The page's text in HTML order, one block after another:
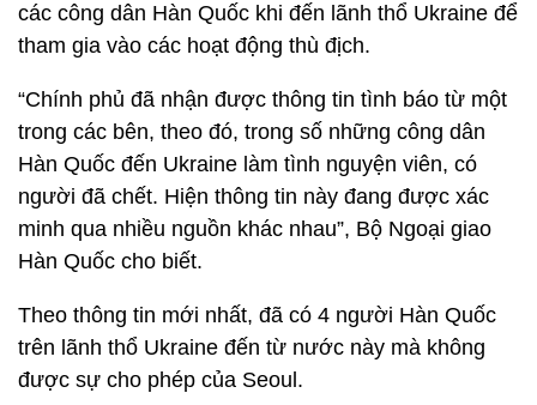
các công dân Hàn Quốc khi đến lãnh thổ Ukraine để
tham gia vào các hoạt động thù địch.
“Chính phủ đã nhận được thông tin tình báo từ một
trong các bên, theo đó, trong số những công dân
Hàn Quốc đến Ukraine làm tình nguyện viên, có
người đã chết. Hiện thông tin này đang được xác
minh qua nhiều nguồn khác nhau”, Bộ Ngoại giao
Hàn Quốc cho biết.
Theo thông tin mới nhất, đã có 4 người Hàn Quốc
trên lãnh thổ Ukraine đến từ nước này mà không
được sự cho phép của Seoul.